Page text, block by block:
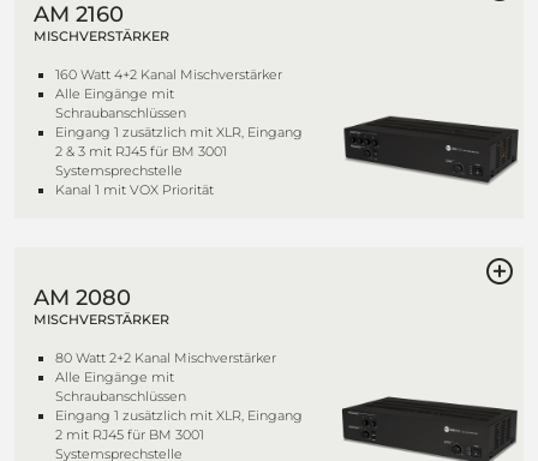
AM 2160
MISCHVERSTÄRKER
160 Watt 4+2 Kanal Mischverstärker
Alle Eingänge mit
Schraubanschlüssen
Eingang 1 zusätzlich mit XLR, Eingang
2 & 3 mit RJ45 für BM 3001
Systemsprechstelle
Kanal 1 mit VOX Priorität
AM 2080
MISCHVERSTÄRKER
80 Watt 2+2 Kanal Mischverstärker
Alle Eingänge mit
Schraubanschlüssen
Eingang 1 zusätzlich mit XLR, Eingang
2 mit RJ45 für BM 3001
Systemsprechstelle